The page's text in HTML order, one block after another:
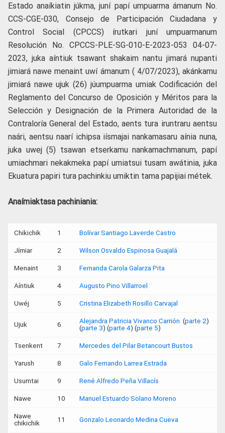
Estado anaíkiatin júkma, juní papí umpuarma ámanum No.
CCS-CGE-030, Consejo de Participación Ciudadana y
Control Social (CPCCS) írutkari juní umpuarmanum
Resolución No. CPCCS-PLE-SG-010-E-2023-053 04-07-
2023, juka aíntiuk tsawant shakaim nantu jimará nupanti
jimiará nawe menaint uwí ámanum ( 4/07/2023), akánkamu
jimiará nawe ujuk (26) júumpuarma umiak Codificación del
Reglamento del Concurso de Oposición y Méritos para la
Selección y Designación de la Primera Autoridad de la
Contraloría General del Estado, aents tura iruntraru aentsu
naári, aentsu naarí ichipsa iísmajai nankamasaru aínia nuna,
juka uwej (5) tsawan etserkamu nankamachmanum, papí
umiachmari nekakmeka papí umiatsui tusam awátinia, juka
Ekuatura papiri tura pachinkiu umiktin tama papijiai métek.
Anaímiaktasa pachiniania:
Chikichik 1 Bolívar Santiago Laverde Castro
Jímiar 2 Wilson Osvaldo Espinosa Guajalá
Menaint 3 Fernanda Carola Galarza Pita
Aíntiuk 4 Augusto Pino Villarroel
Uwéj 5 Cristina Elizabeth Rosillo Carvajal
Ujuk 6 Alejandra Patricia Vivanco Carrión (parte 2)
(parte 3) (parte 4) (parte 5)
Tsenkent 7 Mercedes del Pilar Betancourt Bustos
Yarush 8 Galo Fernando Larrea Estrada
Usumtai 9 René Alfredo Peña Villacís
Nawe 10 Manuel Estuardo Solano Moreno
Nawe
chikichik
11 Gonzalo Leonardo Medina Cueva